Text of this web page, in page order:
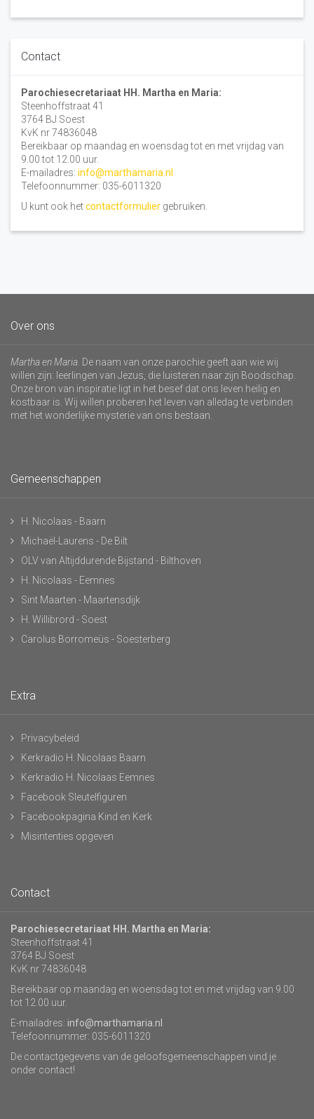
Contact
Parochiesecretariaat HH. Martha en Maria:
Steenhoffstraat 41
3764 BJ Soest
KvK nr 74836048
Bereikbaar op maandag en woensdag tot en met vrijdag van
9.00 tot 12.00 uur.
E-mailadres: info@marthamaria.nl
Telefoonnummer: 035-6011320
U kunt ook hetcontactformulier gebruiken.
Over ons
Martha en Maria . De naam van onze parochie geeft aan wie wij
willen zijn: leerlingen van Jezus, die luisteren naar zijn Boodschap.
Onze bron van inspiratie ligt in het besef dat ons leven heilig en
kostbaar is. Wij willen proberen het leven van alledag te verbinden
met het wonderlijke mysterie van ons bestaan.
Gemeenschappen
H. Nicolaas - Baarn
Michaël-Laurens - De Bilt
OLV van Altijddurende Bijstand - Bilthoven
H. Nicolaas - Eemnes
Sint Maarten - Maartensdijk
H. Willibrord - Soest
Carolus Borromeüs - Soesterberg
Extra
Privacybeleid
Kerkradio H. Nicolaas Baarn
Kerkradio H. Nicolaas Eemnes
Facebook Sleutelfiguren
Facebookpagina Kind en Kerk
Misintenties opgeven
Contact
Parochiesecretariaat HH. Martha en Maria:
Steenhoffstraat 41
3764 BJ Soest
KvK nr 74836048
Bereikbaar op maandag en woensdag tot en met vrijdag van 9.00
tot 12.00 uur.
E-mailadres: info@marthamaria.nl
Telefoonnummer: 035-6011320
De contactgegevens van de geloofsgemeenschappen vind je
onder contact!